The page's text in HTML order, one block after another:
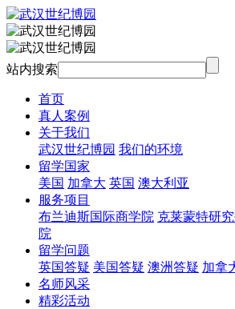
站内搜索
首页
真人案例
关于我们
武汉世纪博园 我们的环境
留学国家
美国 加拿大 英国 澳大利亚
服务项目
布兰迪斯国际商学院 克莱蒙特研
院
留学问题
英国答疑 美国答疑 澳洲答疑 加拿
名师风采
精彩活动